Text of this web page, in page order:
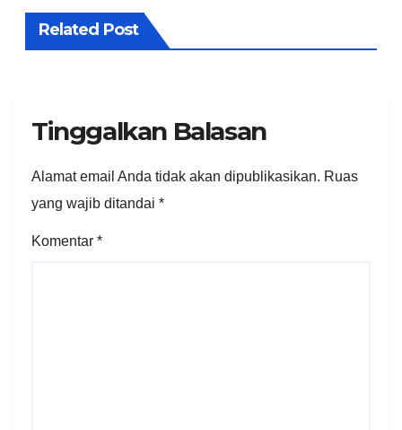
Related Post
Tinggalkan Balasan
Alamat email Anda tidak akan dipublikasikan. Ruas
yang wajib ditandai *
Komentar *